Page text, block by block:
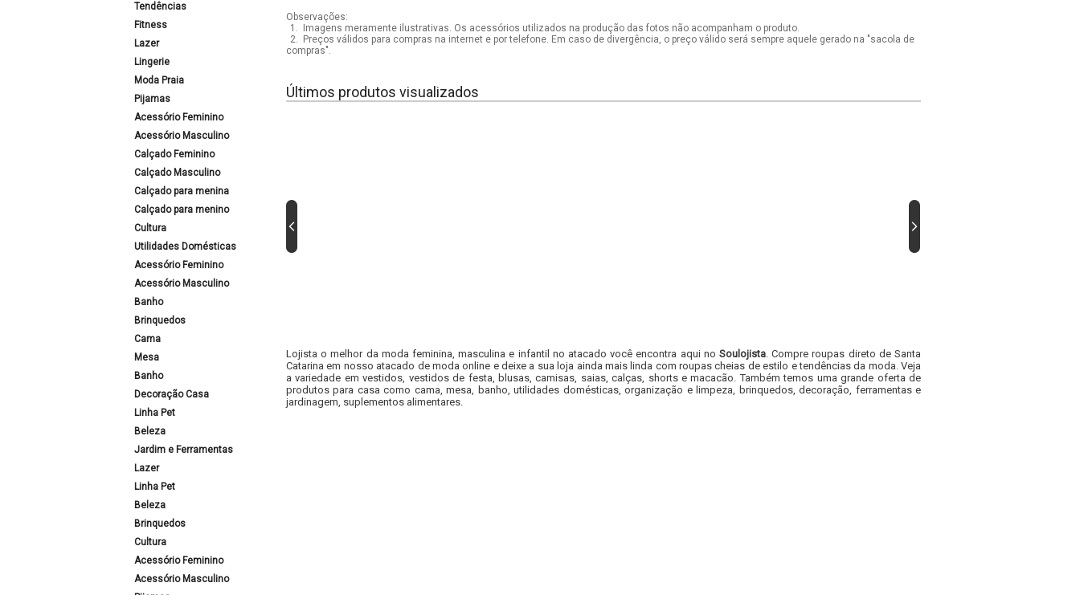
Tendências
Fitness
Lazer
Lingerie
Moda Praia
Pijamas
Acessório Feminino
Acessório Masculino
Calçado Feminino
Calçado Masculino
Calçado para menina
Calçado para menino
Cultura
Utilidades Domésticas
Acessório Feminino
Acessório Masculino
Banho
Brinquedos
Cama
Mesa
Banho
Decoração Casa
Linha Pet
Beleza
Jardim e Ferramentas
Lazer
Linha Pet
Beleza
Brinquedos
Cultura
Acessório Feminino
Acessório Masculino
Observações:
1.
Imagens meramente ilustrativas. Os acessórios utilizados na produção das fotos não acompanham o produto.
2.
Preços válidos para compras na internet e por telefone. Em caso de divergência, o preço válido será sempre aquele gerado na "sacola de
compras".
Últimos produtos visualizados
Lojista o melhor da moda feminina, masculina e infantil no atacado você encontra aqui no Soulojista. Compre roupas direto de Santa
Catarina em nosso atacado de moda online e deixe a sua loja ainda mais linda com roupas cheias de estilo e tendências da moda. Veja
a variedade em vestidos, vestidos de festa, blusas, camisas, saias, calças, shorts e macacão. Também temos uma grande oferta de
produtos para casa como cama, mesa, banho, utilidades domésticas, organização e limpeza, brinquedos, decoração, ferramentas e
jardinagem, suplementos alimentares.